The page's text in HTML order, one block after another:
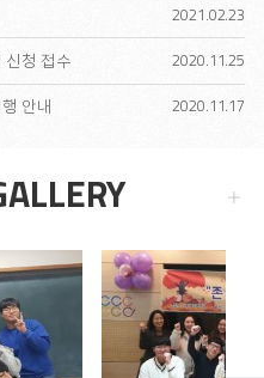
2021.0223
2020.11 25
청 접수
2020.11 17
안내